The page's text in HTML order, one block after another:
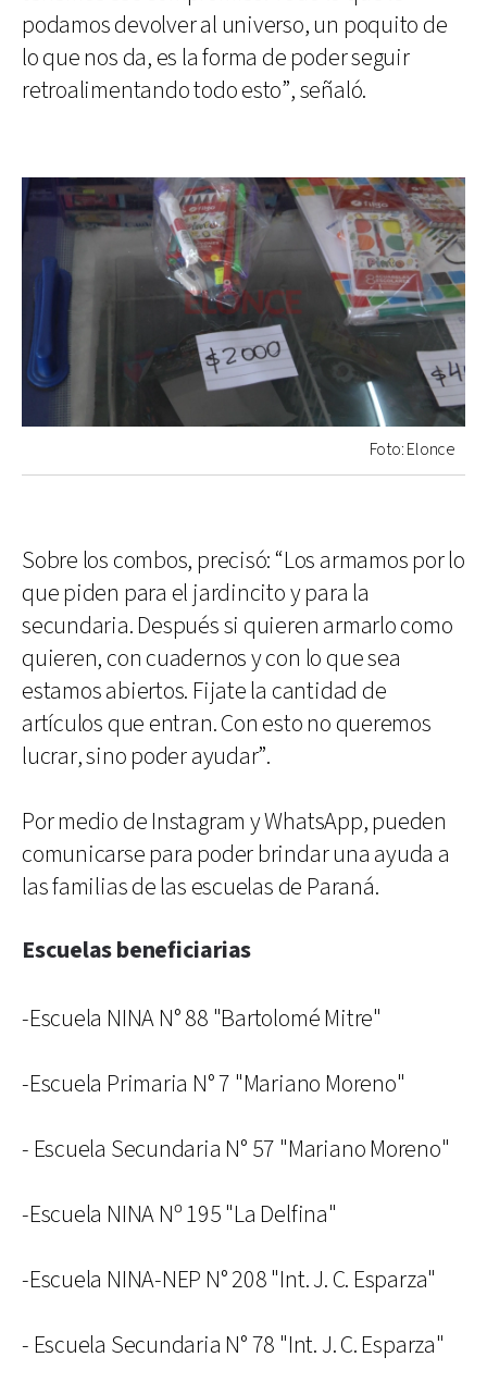
podamos devolver al universo, un poquito de
lo que nos da, es la forma de poder seguir
retroalimentando todo esto”, señaló.
Foto: Elonce
Sobre los combos, precisó: “Los armamos por lo
que piden para el jardincito y para la
secundaria. Después si quieren armarlo como
quieren, con cuadernos y con lo que sea
estamos abiertos. Fijate la cantidad de
artículos que entran. Con esto no queremos
lucrar, sino poder ayudar”.
Por medio de Instagram y WhatsApp, pueden
comunicarse para poder brindar una ayuda a
las familias de las escuelas de Paraná.
Escuelas beneficiarias
-Escuela NINA N° 88 "Bartolomé Mitre"
-Escuela Primaria N° 7 "Mariano Moreno"
- Escuela Secundaria N° 57 "Mariano Moreno"
-Escuela NINA Nº 195 "La Delfina"
-Escuela NINA-NEP N° 208 "Int. J. C. Esparza"
- Escuela Secundaria N° 78 "Int. J. C. Esparza"